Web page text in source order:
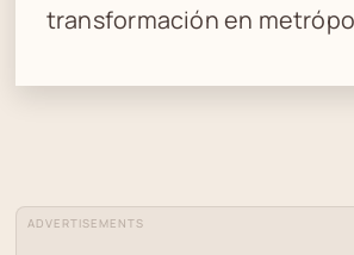
transformación en
ADVERTISEMENTS